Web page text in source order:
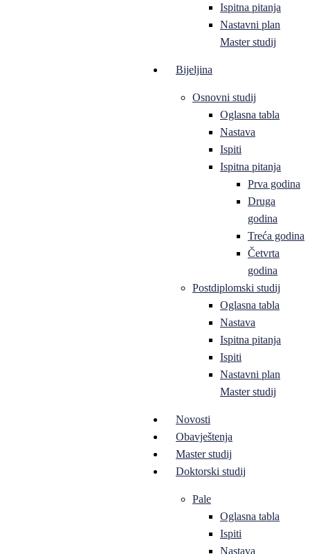
Ispitna pitanja
Nastavni plan
Master studij
Bijeljina
Osnovni studij
Oglasna tabla
Nastava
Ispiti
Ispitna pitanja
Prva godina
Druga
godina
Treća godina
Četvrta
godina
Postdiplomski studij
Oglasna tabla
Nastava
Ispitna pitanja
Ispiti
Nastavni plan
Master studij
Novosti
Obavještenja
Master studij
Doktorski studij
Pale
Oglasna tabla
Ispiti
Nastava